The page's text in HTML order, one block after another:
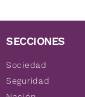
SECCIONES
Sociedad
Seguridad